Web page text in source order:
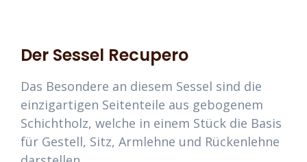
Der Sessel Recupero
Das Besondere an diesem Sessel sind die
einzigartigen Seitenteile aus gebogenem
Schichtholz, welche in einem Stück die Basis
für Gestell, Sitz, Armlehne und Rückenlehne